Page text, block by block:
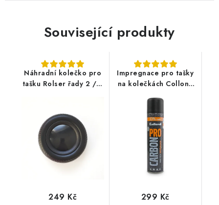
Související produkty
Náhradní kolečko pro
tašku Rolser řady 2 / 2
249 Kč
Impregnace pro tašky
na kolečkách Collonil
299 Kč